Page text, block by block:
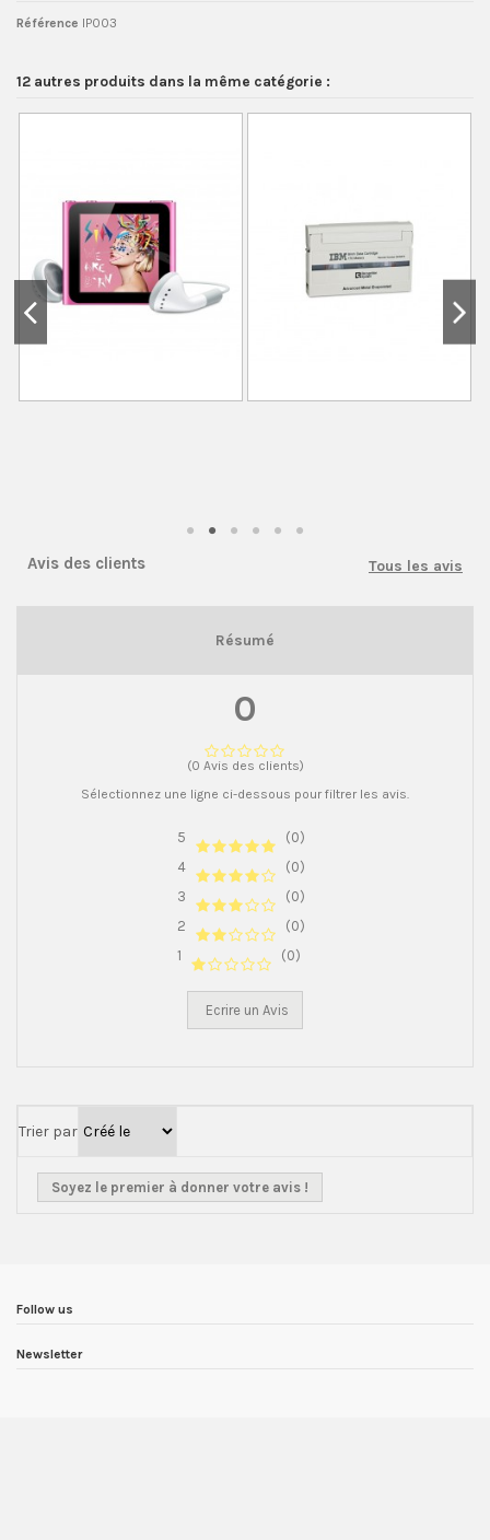
Référence IP003
12 autres produits dans la même catégorie :
Avis des clients Tous les avis
Résumé
0
(0 Avis des clients)
Sélectionnez une ligne ci-dessous pour filtrer les avis.
5
(0)
4
(0)
3
(0)
2
(0)
1
(0)
Ecrire un Avis
Trier par
Soyez le premier à donner votre avis !
Follow us
Newsletter